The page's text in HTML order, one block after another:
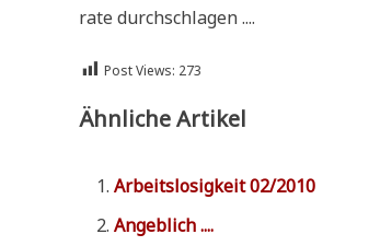
ra­te durchschlagen ....
Post Views: 273
Ähnliche Artikel
Arbeits­lo­sig­keit 02/2010
Angeb­lich ....